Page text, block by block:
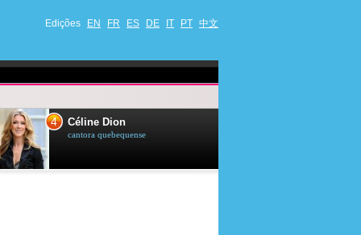
Edições EN FR ES DE IT PT 中文
4 Céline Dion
cantora quebequense